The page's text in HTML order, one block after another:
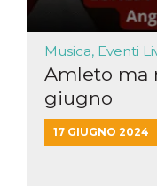
Musica, Eventi
Amleto ma
giugno
17 GIUGNO 2024